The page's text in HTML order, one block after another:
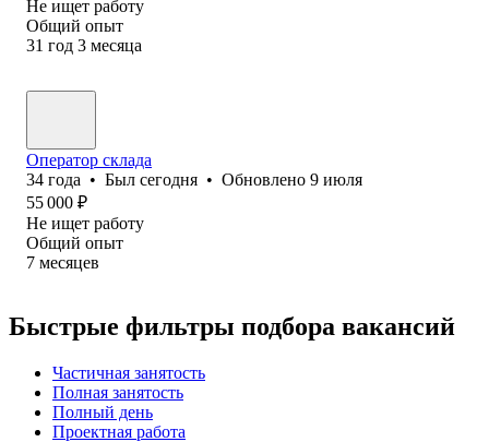
Не ищет работу
Общий опыт
31 год 3 месяца
Оператор склада
34 года • Был сегодня • Обновлено 9 июля
55 000 ₽
Не ищет работу
Общий опыт
7 месяцев
Быстрые фильтры подбора вакансий
Частичная занятость
Полная занятость
Полный день
Проектная работа